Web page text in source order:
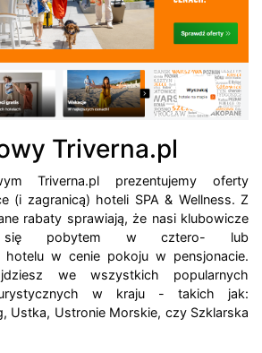
Triverna.pl
Triverna.pl prezentujemy oferty
(i zagranicą) hoteli SPA & Wellness. Z
rabaty sprawiają, że nasi klubowicze
się pobytem w cztero- lub
hotelu w cenie pokoju w pensjonacie.
we wszystkich popularnych
w kraju - takich jak:
Ustka, Ustronie Morskie, czy Szklarska